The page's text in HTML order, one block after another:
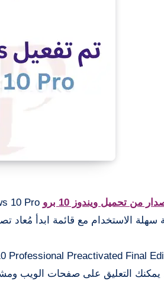
من تحميل ويندوز 10 برو
سهلة الاستخدام مع قائمة ابدأ مُعاد
التعليق على صفحات الويب